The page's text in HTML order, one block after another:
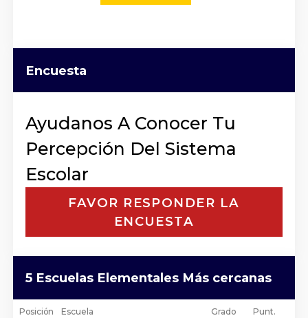
Encuesta
Ayudanos A Conocer Tu
Percepción Del Sistema
Escolar
FAVOR RESPONDER LA
ENCUESTA
5 Escuelas Elementales Más cercanas
Posición Escuela Grado Punt.